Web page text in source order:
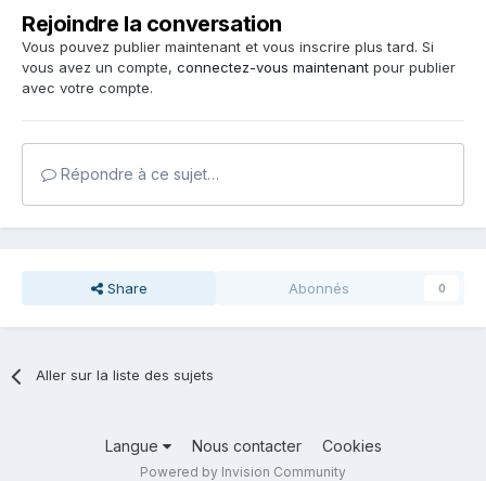
Rejoindre la conversation
Vous pouvez publier maintenant et vous inscrire plus tard. Si
vous avez un compte, connectez-vous maintenant pour publier
avec votre compte.
Répondre à ce sujet…
Share Abonnés 0
Aller sur la liste des sujets
Langue Nous contacter Cookies
Powered by Invision Community